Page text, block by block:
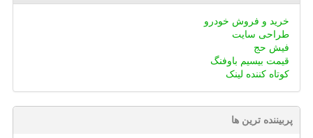
خرید و فروش خودرو
طراحی سایت
فیش حج
قیمت بیسیم باوفنگ
کوتاه کننده لینک
پربیننده ترین ها